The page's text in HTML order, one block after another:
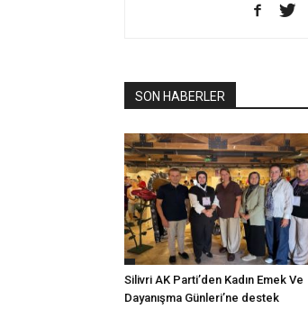
SON HABERLER
Silivri AK Parti’den Kadın Emek Ve
Dayanışma Günleri’ne destek